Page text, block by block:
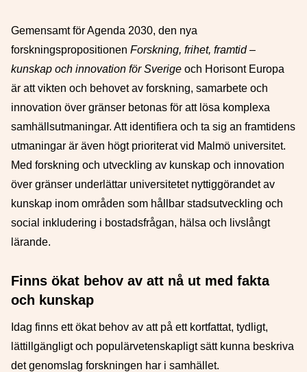
Gemensamt för Agenda 2030, den nya
forskningspropositionen Forskning, frihet, framtid –
kunskap och innovation för Sverige och Horisont Europa
är att vikten och behovet av forskning, samarbete och
innovation över gränser betonas för att lösa komplexa
samhällsutmaningar. Att identifiera och ta sig an framtidens
utmaningar är även högt prioriterat vid Malmö universitet.
Med forskning och utveckling av kunskap och innovation
över gränser underlättar universitetet nyttiggörandet av
kunskap inom områden som hållbar stadsutveckling och
social inkludering i bostadsfrågan, hälsa och livslångt
lärande.
Finns ökat behov av att nå ut med fakta
och kunskap
Idag finns ett ökat behov av att på ett kortfattat, tydligt,
lättillgängligt och populärvetenskapligt sätt kunna beskriva
det genomslag forskningen har i samhället.